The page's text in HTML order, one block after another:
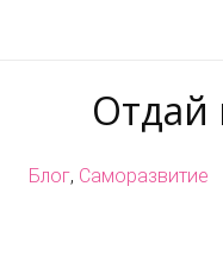
Отдай
Блог, Саморазвитие